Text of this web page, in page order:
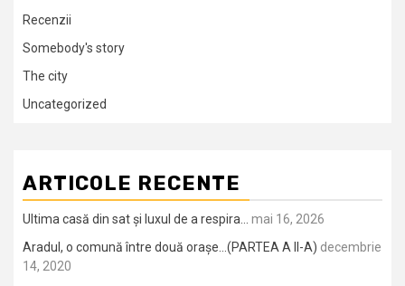
Recenzii
Somebody's story
The city
Uncategorized
ARTICOLE RECENTE
Ultima casă din sat și luxul de a respira…
mai 16, 2026
Aradul, o comună între două orașe…(PARTEA A II-A) decembrie
14, 2020